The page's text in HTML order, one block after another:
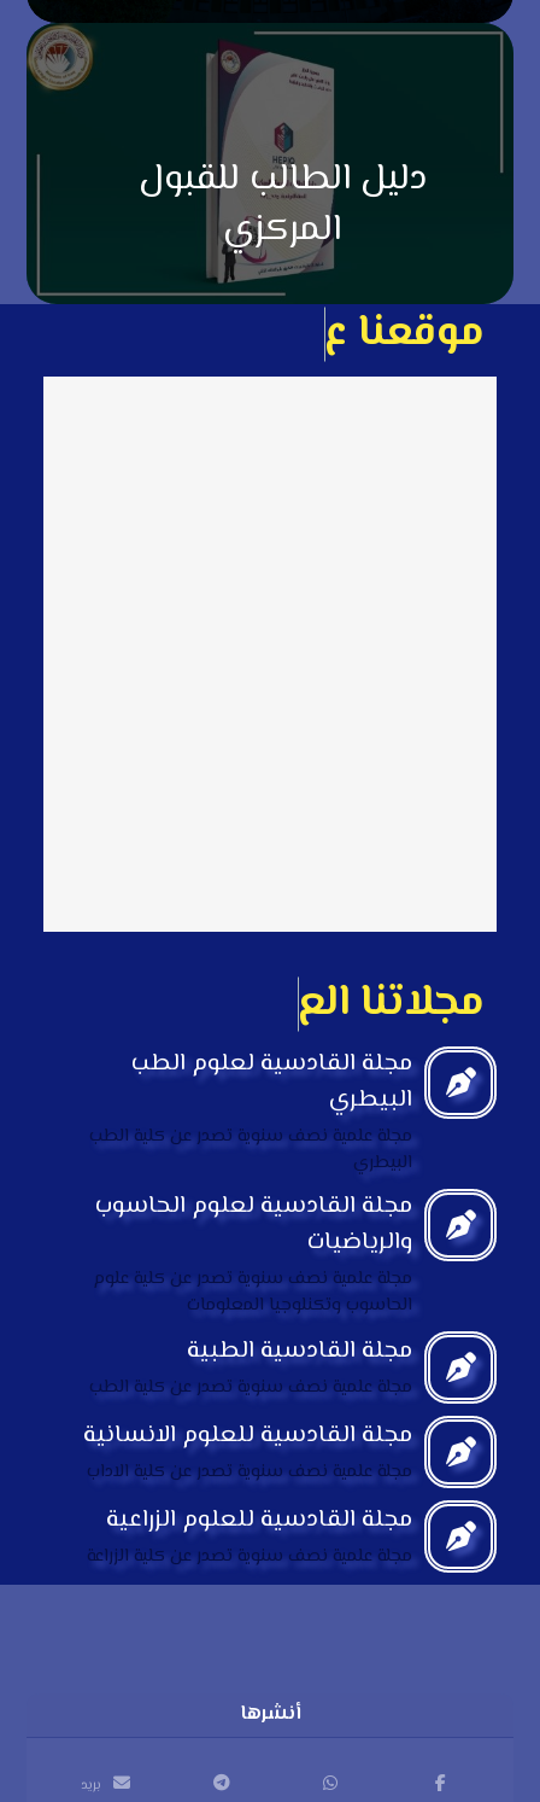
دليل الطالب للقبول
المركزي
موقعنا ع
مجلتناالع
مجلة القادسية لعلوم الطب
البيطري
مجلة علمية نصف سنوية تصدر عن كلية الطب
البيطري
مجلة القادسية لعلوم الحاسوب
والرياضيات
مجلة علمية نصف سنوية تصدر عن كلية علوم
الحاسوب وتكنلوجيا المعلومات
مجلة القادسية الطبية
مجلة علمية نصف سنوية تصدر عن كلية الطب
مجلة القادسية للعلوم الانسانية
مجلة علمية نصف سنوية تصدر عن كلية الاداب
مجلة القادسية للعلوم الزراعية
مجلة علمية نصف سنوية تصدر عن كلية الزراعة
بريد